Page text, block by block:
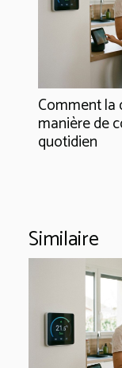
Comment
manière de
quotidien
Similaire